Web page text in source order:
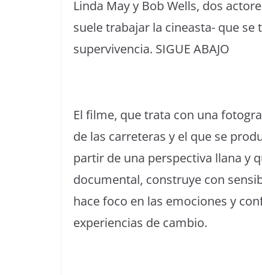
Linda May y Bob Wells, dos
suele trabajar la cineasta- que
supervivencia. SIGUE ABAJO
El filme, que trata con una
de las carreteras y el que se
partir de una perspectiva llana y
documental, construye con
hace foco en las emociones y
experiencias de cambio.